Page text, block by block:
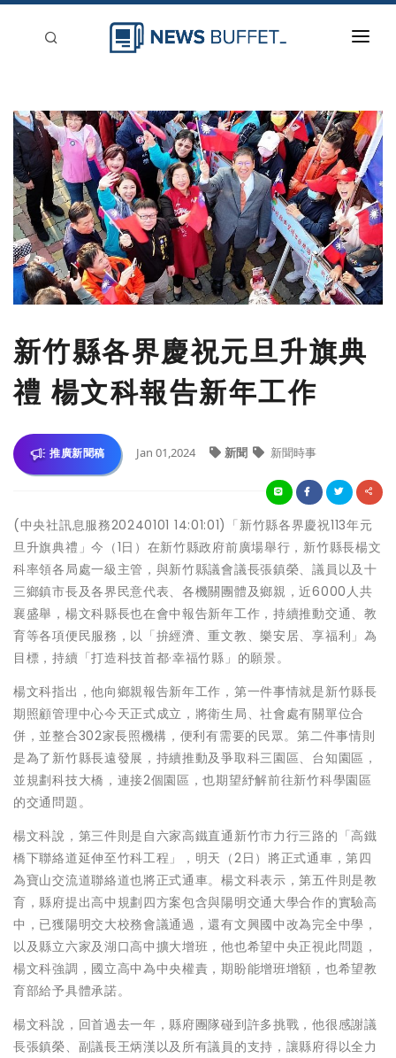
新聞稿分類
登入
刊登
新竹縣各界慶祝元旦升旗典
禮 楊文科報告新年工作
推廣新聞稿 Jan 01,2024 新聞 新聞時事
(中央社訊息服務20240101 14:01:01)「新竹縣各界慶祝113年元
旦升旗典禮」今（1日）在新竹縣政府前廣場舉行，新竹縣長楊文
科率領各局處一級主管，與新竹縣議會議長張鎮榮、議員以及十
三鄉鎮市長及各界民意代表、各機關團體及鄉親，近6000人共
襄盛舉，楊文科縣長也在會中報告新年工作，持續推動交通、教
育等各項便民服務，以「拚經濟、重文教、樂安居、享福利」為
目標，持續「打造科技首都·幸福竹縣」的願景。
楊文科指出，他向鄉親報告新年工作，第一件事情就是新竹縣長
期照顧管理中心今天正式成立，將衛生局、社會處有關單位合
併，並整合302家長照機構，便利有需要的民眾。第二件事情則
是為了新竹縣長遠發展，持續推動及爭取科三園區、台知園區，
並規劃科技大橋，連接2個園區，也期望紓解前往新竹科學園區
的交通問題。
楊文科說，第三件則是自六家高鐵直通新竹市力行三路的「高鐵
橋下聯絡道延伸至竹科工程」，明天（2日）將正式通車，第四
為寶山交流道聯絡道也將正式通車。楊文科表示，第五件則是教
育，縣府提出高中規劃四方案包含與陽明交通大學合作的實驗高
中，已獲陽明交大校務會議通過，還有文興國中改為完全中學，
以及縣立六家及湖口高中擴大增班，他也希望中央正視此問題，
楊文科強調，國立高中為中央權責，期盼能增班增額，也希望教
育部給予具體承諾。
楊文科說，回首過去一年，縣府團隊碰到許多挑戰，他很感謝議
長張鎮榮、副議長王炳漢以及所有議員的支持，讓縣府得以全力